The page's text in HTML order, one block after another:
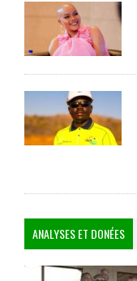
ANALYSES ET DONÉES